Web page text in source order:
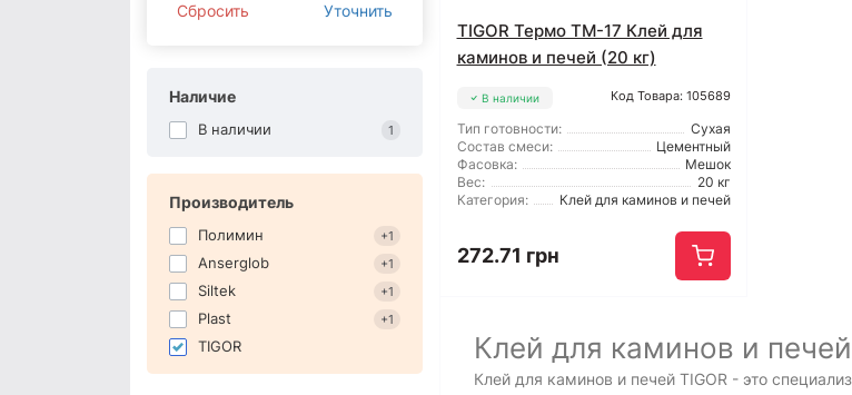
Сбросить Уточнить
Наличие
В наличии 1
Производитель
Полимин +1
Anserglob +1
Siltek +1
Plast +1
TIGOR
TIGOR Термо ТМ-17 Клей для
каминов и печей (20 кг)
В наличии Код Товара: 105689
Тип готовности:
Сухая
Состав смеси:
Цементный
Фасовка:
Мешок
Вес:
20 кг
Категория:
Клей для каминов и печей
272.71 грн
Клей для каминов и
Клей для каминов и печей TIGOR - это